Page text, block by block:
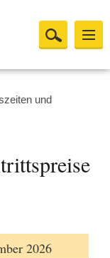
und
2026